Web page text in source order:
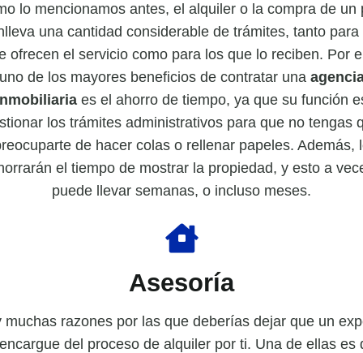
lo mencionamos antes, el alquilero la comprade un
una cantidad considerable de trámites, tanto para
ofrecen el servicio como para los que lo reciben. Por
de los mayores beneficios de contratar una
es el ahorro de tiempo, ya que su función
los trámites administrativos para que no tengas
de hacer colas o rellenar papeles. Además,
el tiempo de mostrar la propiedad, y esto a
puede llevar semanas, o incluso meses.
Asesoría
muchas razones por las que deberías dejar que un
del proceso de alquiler por ti. Una de ellas es